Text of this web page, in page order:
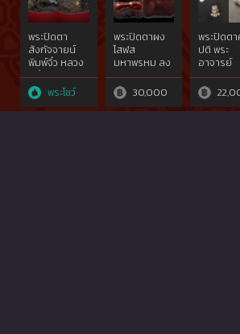
พระปิดตา
สังกัจจายน์
พิมพ์จิ๋ว หลวง
ปู่ยิ้ม วัด
หนองบัว
พระโชว์
พระปิดตาผง
โสฬส
มหาพรหม ลง
ชาดแดง พิมพ์
เล็ก ปี 03
หลวงปู่ทิม วัด
ละหารไร่
30,000
พระปิดต
ปติ พระ
อาจารย์
อดิเรก วัด
หนองทร